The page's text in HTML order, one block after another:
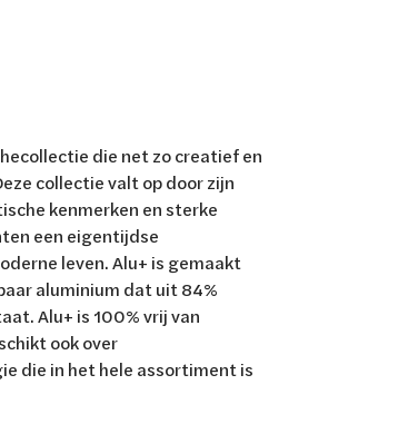
die net zo creatief en
collectie valt op door zijn
kenmerken en sterke
een eigentijdse
leven. Alu+ is gemaakt
aluminium dat uit 84%
Alu+ is 100% vrij van
ook over
die in het hele assortiment is